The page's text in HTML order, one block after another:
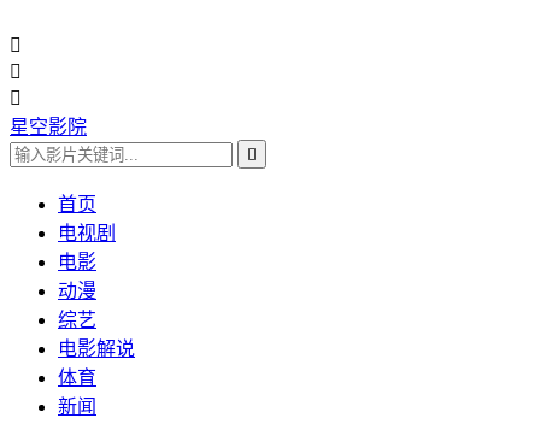



星空影院

首页
电视剧
电影
动漫
综艺
电影解说
体育
新闻